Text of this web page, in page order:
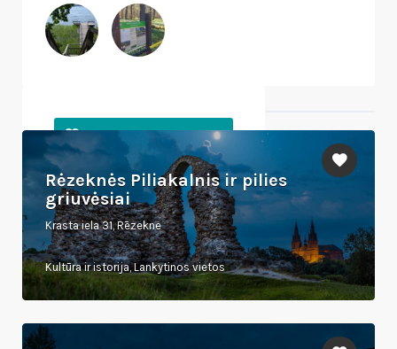
Rėzeknės Piliakalnis ir pilies
griuvėsiai
Krasta iela 31, Rēzekne
Kultūra ir istorija, Lankytinos vietos